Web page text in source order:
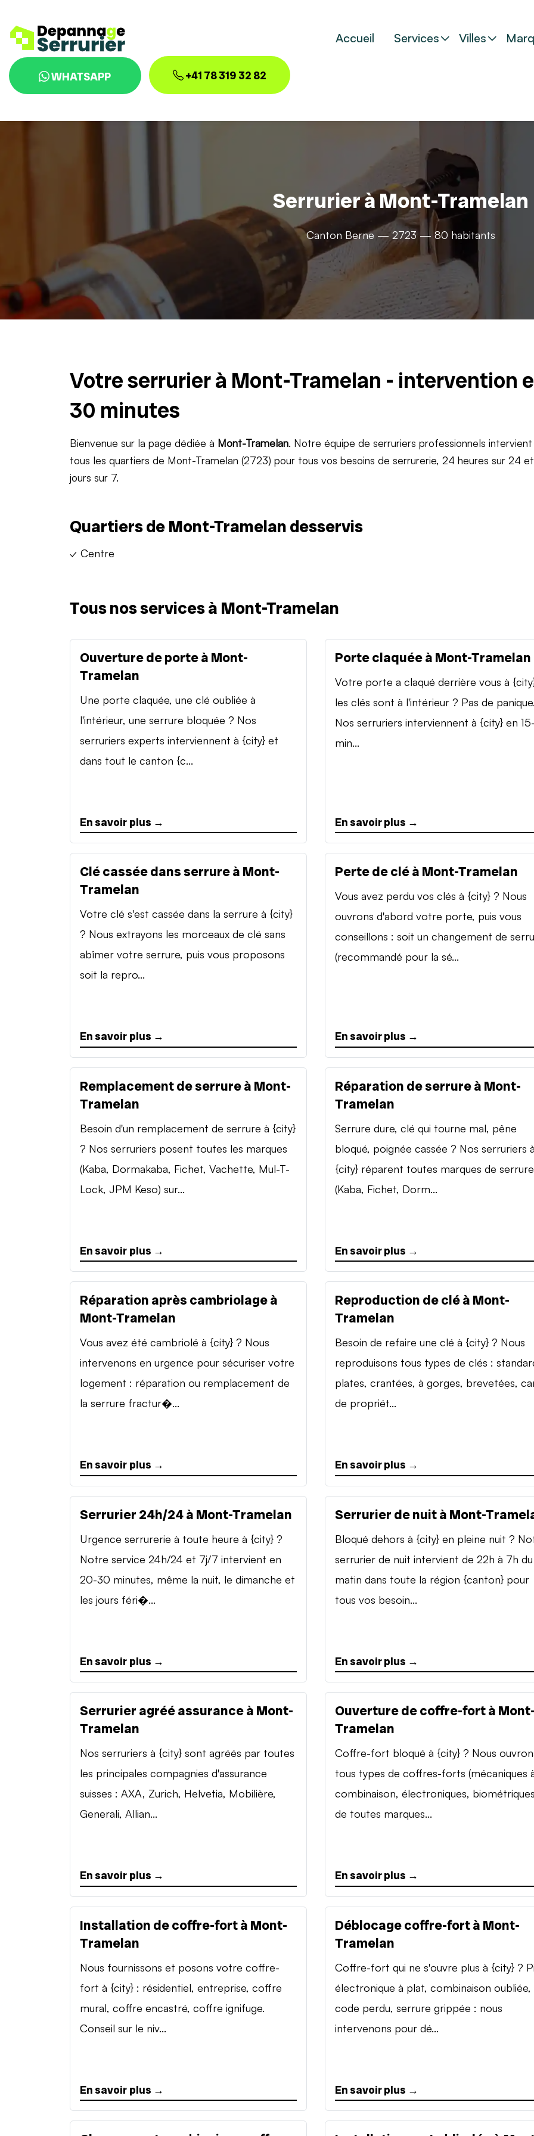
Accueil Services Villes
WHATSAPP +41 78 319 32 82
Serrurier à Mont-Tramelan
Canton Berne — 2723 — 80 habitants
Votre serrurier à Mont-Tramelan - intervention
30 minutes
Bienvenue sur la page dédiée à Mont-Tramelan. Notre équipe de serruriers professionnels intervient
tous les quartiers de Mont-Tramelan (2723) pour tous vos besoins de serrurerie, 24 heures sur 24
jours sur 7.
Quartiers de Mont-Tramelan desservis
✓ Centre
Tous nos services à Mont-Tramelan
Ouverture de porte à Mont-
Tramelan
Une porte claquée, une clé oubliée à
l'intérieur, une serrure bloquée ? Nos
serruriers experts interviennent à {city} et
dans tout le canton {c...
En savoir plus →
Porte claquée à Mont-Tramelan
Votre porte a claqué derrière vous à
les clés sont à l'intérieur ? Pas de
Nos serruriers interviennent à {city} en
min...
En savoir plus →
Clé cassée dans serrure à Mont-
Tramelan
Votre clé s'est cassée dans la serrure à {city}
? Nous extrayons les morceaux de clé sans
abîmer votre serrure, puis vous proposons
soit la repro...
En savoir plus →
Perte de clé à Mont-Tramelan
Vous avez perdu vos clés à {city} ? Nous
ouvrons d'abord votre porte, puis vous
conseillons : soit un changement de
(recommandé pour la sé...
En savoir plus →
Remplacement de serrure à Mont-
Tramelan
Besoin d'un remplacement de serrure à {city}
? Nos serruriers posent toutes les marques
(Kaba, Dormakaba, Fichet, Vachette, Mul-T-
Lock, JPM Keso) sur...
En savoir plus →
Réparation de serrure à Mont-
Tramelan
Serrure dure, clé qui tourne mal, pêne
bloqué, poignée cassée ? Nos serruriers
{city} réparent toutes marques de
(Kaba, Fichet, Dorm...
En savoir plus →
Réparation après cambriolage à
Mont-Tramelan
Vous avez été cambriolé à {city} ? Nous
intervenons en urgence pour sécuriser votre
logement : réparation ou remplacement de
la serrure fractur�...
En savoir plus →
Reproduction de clé à Mont-
Tramelan
Besoin de refaire une clé à {city} ? Nous
reproduisons tous types de clés :
plates, crantées, à gorges, brevetées,
de propriét...
En savoir plus →
Serrurier 24h/24 à Mont-Tramelan
Urgence serrurerie à toute heure à {city} ?
Notre service 24h/24 et 7j/7 intervient en
20-30 minutes, même la nuit, le dimanche et
les jours féri�...
En savoir plus →
Serrurier de nuit à Mont-
Bloqué dehors à {city} en pleine nuit ?
serrurier de nuit intervient de 22h à 7h du
matin dans toute la région {canton} pour
tous vos besoin...
En savoir plus →
Serrurier agréé assurance à Mont-
Tramelan
Nos serruriers à {city} sont agréés par toutes
les principales compagnies d'assurance
suisses : AXA, Zurich, Helvetia, Mobilière,
Generali, Allian...
En savoir plus →
Ouverture de coffre-fort à
Tramelan
Coffre-fort bloqué à {city} ? Nous
tous types de coffres-forts (mécaniques
combinaison, électroniques,
de toutes marques...
En savoir plus →
Installation de coffre-fort à Mont-
Tramelan
Nous fournissons et posons votre coffre-
fort à {city} : résidentiel, entreprise, coffre
mural, coffre encastré, coffre ignifuge.
Conseil sur le niv...
En savoir plus →
Déblocage coffre-fort à Mont-
Tramelan
Coffre-fort qui ne s'ouvre plus à {city} ?
électronique à plat, combinaison oubliée,
code perdu, serrure grippée : nous
intervenons pour dé...
En savoir plus →